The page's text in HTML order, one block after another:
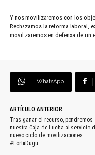
Y nos movilizaremos con los
Rechazamos la reforma laboral,
movilizaremos en defensa de un
WhatsApp
ARTÍCULO ANTERIOR
Tras ganar el recurso, pondremos
nuestra Caja de Lucha al servicio
nuevo ciclo de movilizaciones
#LortuDugu